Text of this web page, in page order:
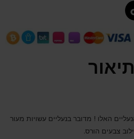
תיאור
האלו ! מדובר בנעליים עשויות מעור
צבעים הורס.